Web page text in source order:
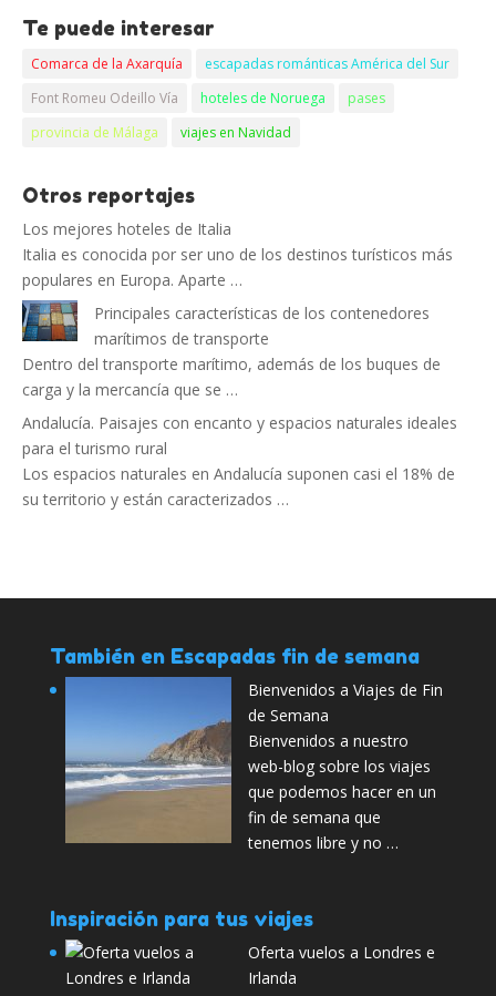
Te puede interesar
Comarca de la Axarquía
escapadas románticas América del Sur
Font Romeu Odeillo Vía
hoteles de Noruega
pases
provincia de Málaga
viajes en Navidad
Otros reportajes
Los mejores hoteles de Italia
Italia es conocida por ser uno de los destinos turísticos más
populares en Europa. Aparte …
Principales características de los contenedores
marítimos de transporte
Dentro del transporte marítimo, además de los buques de
carga y la mercancía que se …
Andalucía. Paisajes con encanto y espacios naturales ideales
para el turismo rural
Los espacios naturales en Andalucía suponen casi el 18% de
su territorio y están caracterizados …
También en Escapadas fin de semana
Bienvenidos a Viajes de Fin
de Semana
Bienvenidos a nuestro
web-blog sobre los viajes
que podemos hacer en un
fin de semana que
tenemos libre y no …
Inspiración para tus viajes
Oferta vuelos a Londres e
Irlanda